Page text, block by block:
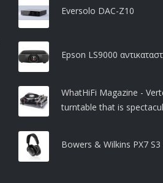
Eversolo DAC-Z10
Epson LS9000
WhatHiFi Magazine -
turntable that is
Bowers & Wilkins PX7